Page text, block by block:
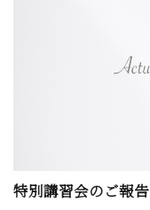
特別講習会のご報告